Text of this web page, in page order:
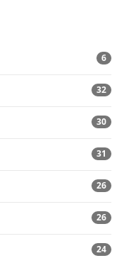
6
32
30
31
26
26
24